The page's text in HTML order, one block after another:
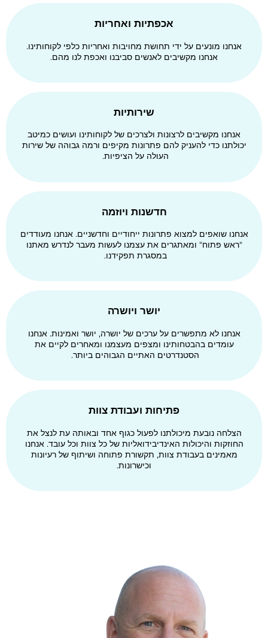
אכפתיות ואחריות
אנחנו מונעים על ידי תחושת מחויבות ואחריות כלפי לקוחותינו.
אנחנו מקשיבים לאנשים סביבנו ואכפת לנו מהם.
שירותיות
אנחנו מקשיבים לרצונות ולצרכים של לקוחותינו ועושים כמיטב
יכולתנו כדי להעניק להם פתרונות מקיפים ורמה גבוהה של שירות
העולה על הציפיות.
חדשנות ויוזמה
אנחנו שואפים למצוא פתרונות ייחודיים וחדשניים. אנחנו מעודדים
"ראש פתוח" ומאתגרים את עצמנו לעשות מעבר לנדרש מאתנו
במסגרת תפקידנו.
יושר ויושרה
אנחנו לא מתפשרים על ערכים של יושרה, יושר ואמינות. אנחנו
עומדים בהבטחותינו ומצפים מעצמנו ומאחרים לקיים את
הסטנדרטים האתיים הגבוהים ביותר.
פתיחות ועבודת צוות
הצלחה נובעת מיכולתנו לפעול כגוף אחד ובאותה עת לנצל את
החוזקות והיכולות האינדיבידואליות של כל צוות וכל עובד. אנחנו
מאמינים בעבודת צוות, תקשורת פתוחה ושיתוף של רעיונות
וכישרונות.